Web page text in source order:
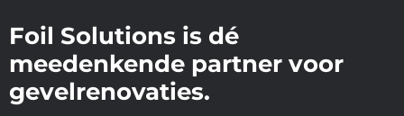
Foil Solutions is dé
meedenkende partner voor
gevelrenovaties.